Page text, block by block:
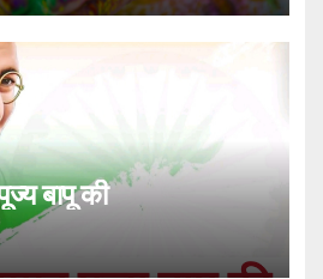
बापू की